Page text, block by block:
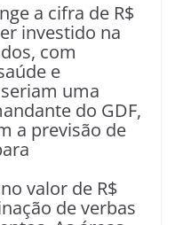
a cifra de R$
investido na
com
e
uma
do GDF,
a previsão de
valor de R$
de verbas